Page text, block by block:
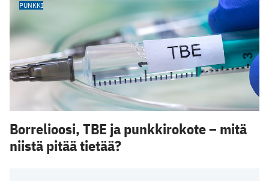
PUNKKI
Borrelioosi, TBE ja punkkirokote – mitä
niistä pitää tietää?